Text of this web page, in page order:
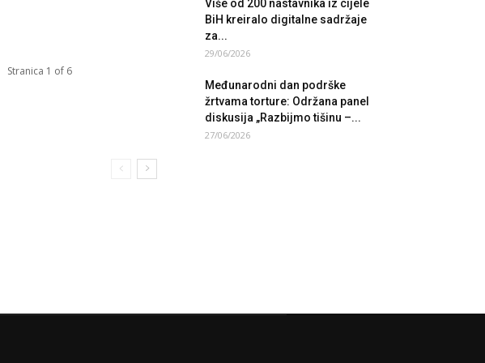
Stranica 1 of 6
Više od 200 nastavnika iz cijele
BiH kreiralo digitalne sadržaje
za...
29/06/2026
Međunarodni dan podrške
žrtvama torture: Održana panel
diskusija „Razbijmo tišinu –...
27/06/2026